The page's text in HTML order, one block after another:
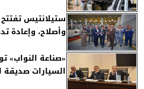
ستيلانتيس تفتتح
وأصلاح، وإعادة
«صناعة النواب»
السيارات صديقة البيئة